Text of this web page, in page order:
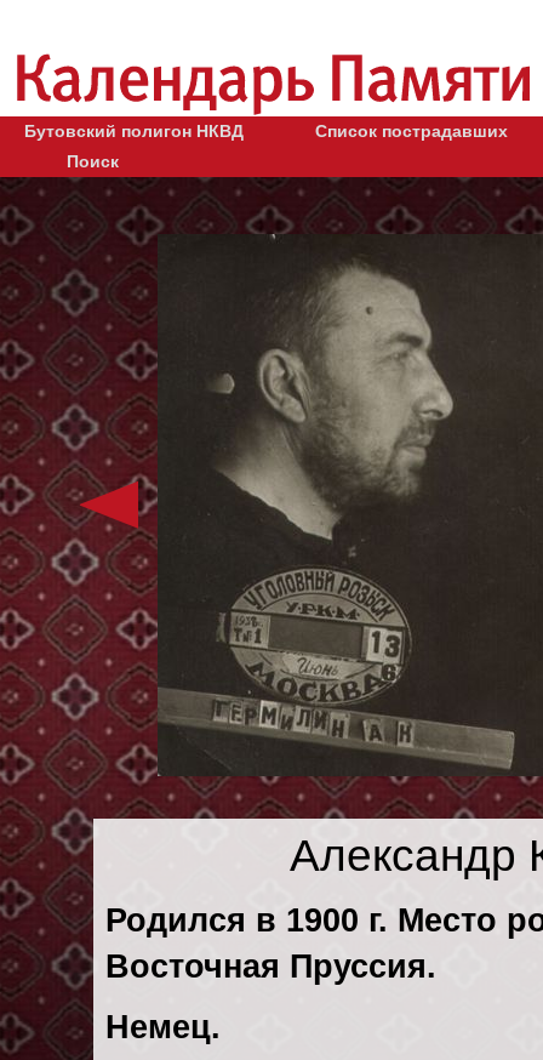
Бутовский полигон НКВД
Список пострадавших
Поиск
Александр
Родился в 1900 г. Место
Восточная Пруссия.
Немец.